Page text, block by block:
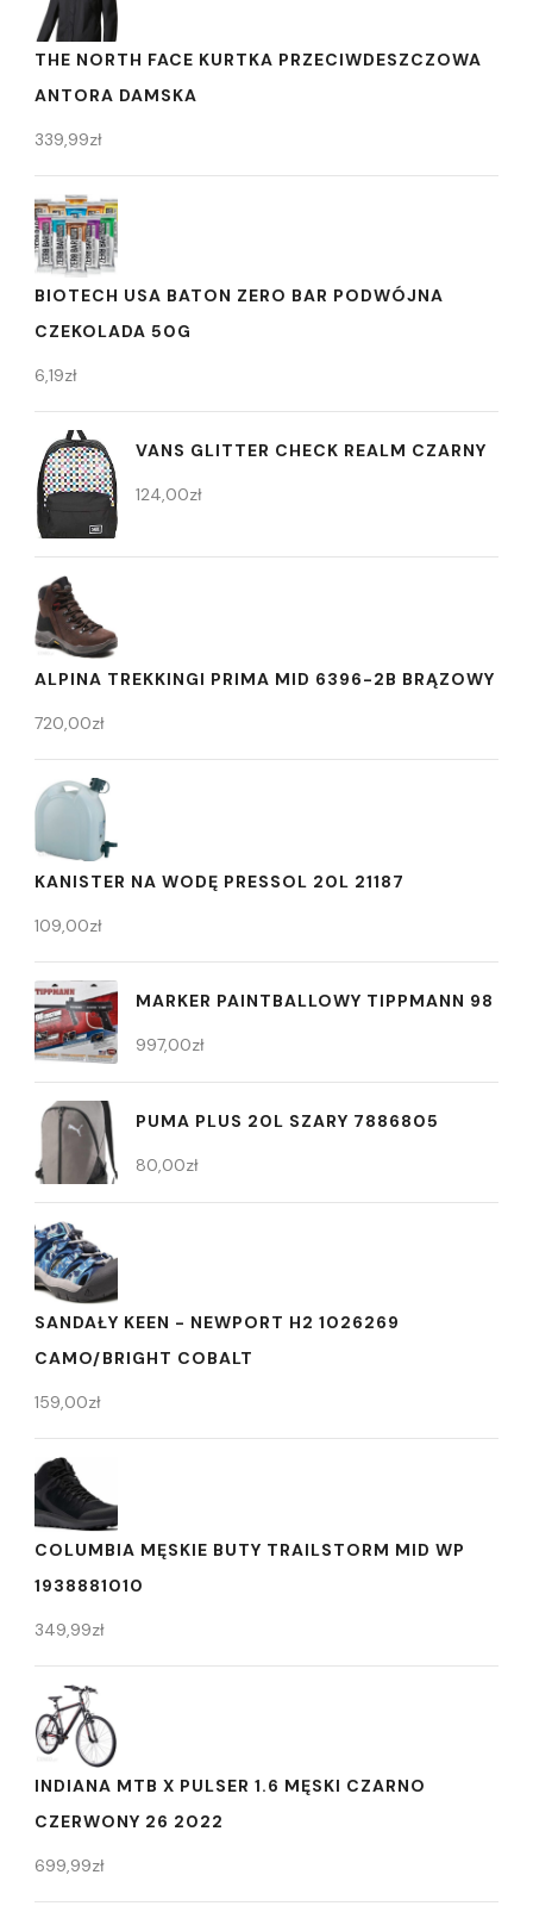
THE NORTH FACE KURTKA PRZECIWDESZCZOWA
ANTORA DAMSKA
339,99zł
BIOTECH USA BATON ZERO BAR PODWÓJNA
CZEKOLADA 50G
6,19zł
VANS GLITTER CHECK REALM CZARNY
124,00zł
ALPINA TREKKINGI PRIMA MID 6396-2B BRĄZOWY
720,00zł
KANISTER NA WODĘ PRESSOL 20L 21187
109,00zł
MARKER PAINTBALLOWY TIPPMANN 98
997,00zł
PUMA PLUS 20L SZARY 7886805
80,00zł
SANDAŁY KEEN - NEWPORT H2 1026269
CAMO/BRIGHT COBALT
159,00zł
COLUMBIA MĘSKIE BUTY TRAILSTORM MID WP
1938881010
349,99zł
INDIANA MTB X PULSER 1.6 MĘSKI CZARNO
CZERWONY 26 2022
699,99zł